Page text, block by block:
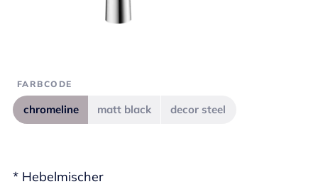
* Hebelmischer
FARBCODE
chromeline matt black decor steel